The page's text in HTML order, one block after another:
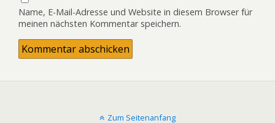
Name, E-Mail-Adresse und Website in diesem Browser für
meinen nächsten Kommentar speichern.
Zum Seitenanfang